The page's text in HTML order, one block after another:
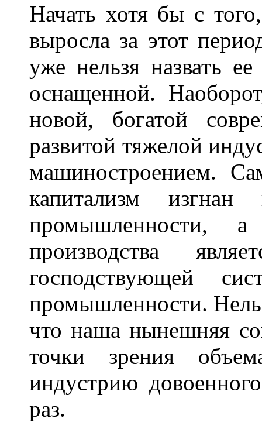
Начать хотя бы с
выросла за этот
уже нельзя назвать
оснащенной.
новой, богатой
развитой тяжелой
машиностроением.
капитализм
промышленности, а
производства
господствующей
промышленности.
что наша нынешняя
точки зрения
индустрию
раз.